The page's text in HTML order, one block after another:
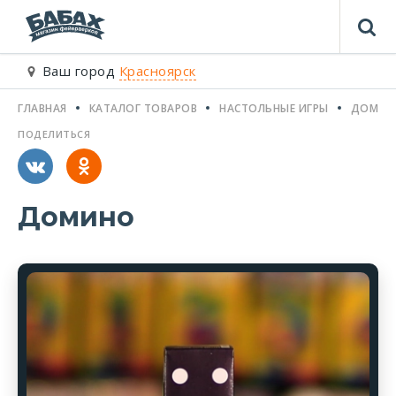
Ваш город Красноярск
ГЛАВНАЯ КАТАЛОГ ТОВАРОВ НАСТОЛЬНЫЕ ИГРЫ
Домино
ПОДЕЛИТЬСЯ